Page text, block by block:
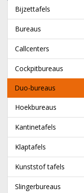
Bijzettafels
Bureaus
Callcenters
Cockpitbureaus
Duo-bureaus
Hoekbureaus
Kantinetafels
Klaptafels
Kunststof tafels
Slingerbureaus